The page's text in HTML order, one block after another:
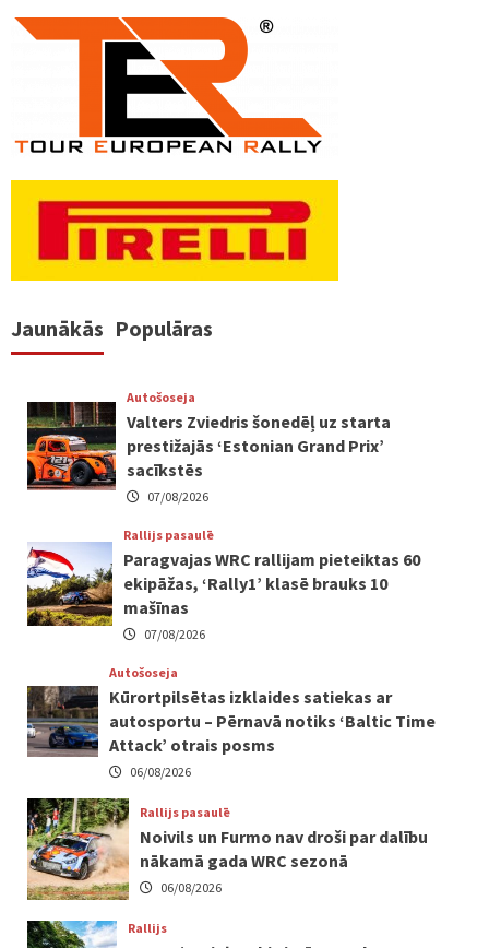
Jaunākās Populāras
Autošoseja
Valters Zviedris šonedēļ uz starta
prestižajās ‘Estonian Grand Prix’
sacīkstēs
07/08/2026
Rallijs pasaulē
Paragvajas WRC rallijam pieteiktas 60
ekipāžas, ‘Rally1’ klasē brauks 10
mašīnas
07/08/2026
Autošoseja
Kūrortpilsētas izklaides satiekas ar
autosportu – Pērnavā notiks ‘Baltic Time
Attack’ otrais posms
06/08/2026
Rallijs pasaulē
Noivils un Furmo nav droši par dalību
nākamā gada WRC sezonā
06/08/2026
Rallijs